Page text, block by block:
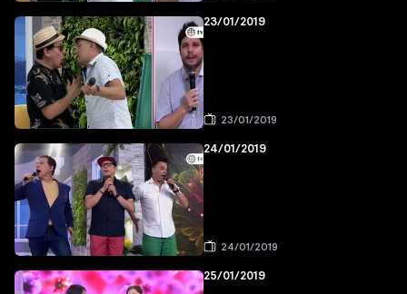
23/01/2019
23/01/2019
24/01/2019
24/01/2019
25/01/2019